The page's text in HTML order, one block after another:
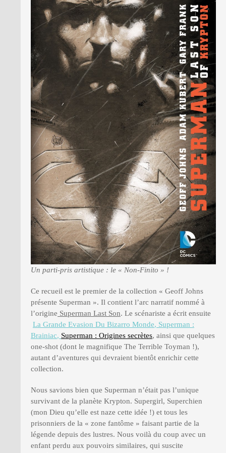
PRESSE
Un parti-pris artistique : le « Non-Finito » !
Ce recueil est le premier de la collection « Geoff Johns
présente Superman ». Il contient l’arc narratif nommé à
l’origine Superman Last Son. Le scénariste a écrit ensuite
La Grande Evasion Du Bizarro Monde, Superman :
Brainiac, Superman : Origines secrètes, ainsi que quelques
one-shot (dont le magnifique The Terrible Toyman !),
autant d’aventures qui devraient bientôt enrichir cette
collection.
Nous savions bien que Superman n’était pas l’unique
survivant de la planète Krypton. Supergirl, Superchien
(mon Dieu qu’elle est naze cette idée !) et tous les
prisonniers de la « zone fantôme » faisant partie de la
légende depuis des lustres. Nous voilà du coup avec un
enfant perdu aux pouvoirs similaires, qui suscite